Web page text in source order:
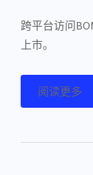
跨平台访问
上市。
阅读更多